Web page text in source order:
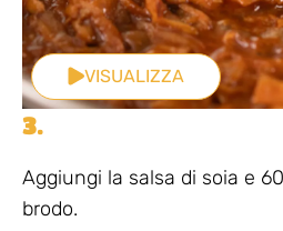
VISUALIZZA
3.
Aggiungi la salsa di soia e
brodo.